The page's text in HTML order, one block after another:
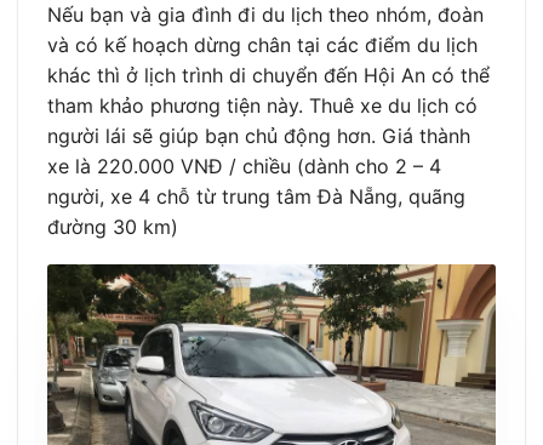
Nếu bạn và gia đình đi du lịch theo nhóm, đoàn
và có kế hoạch dừng chân tại các điểm du lịch
khác thì ở lịch trình di chuyển đến Hội An có thể
tham khảo phương tiện này. Thuê xe du lịch có
người lái sẽ giúp bạn chủ động hơn. Giá thành
xe là 220.000 VNĐ / chiều (dành cho 2 – 4
người, xe 4 chỗ từ trung tâm Đà Nẵng, quãng
đường 30 km)